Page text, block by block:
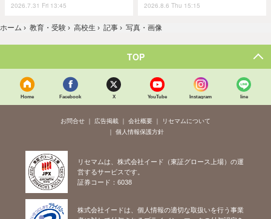
2026.7.31 Fri 13:45 2026.8.6 Thu 15:15
ホーム › 教育・受験 › 高校生 › 記事 › 写真・画像
TOP
Home Facebook X YouTube Instagram line
お問合せ 広告掲載 会社概要
リセマムについて
個人情報保護方針
リセマムは、株式会社イード（東証グロース上場）の運
営するサービスです。
証券コード：6038
株式会社イードは、個人情報の適切な取扱いを行う事業